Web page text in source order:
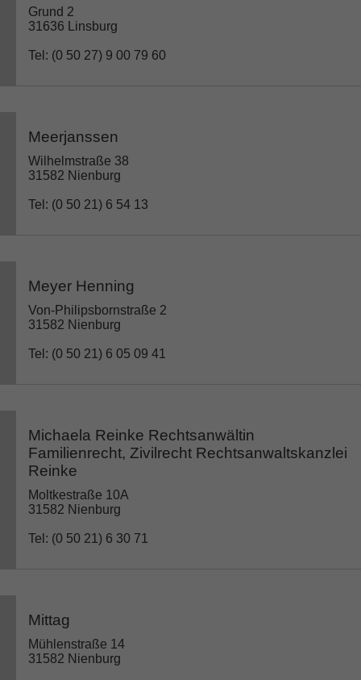
Grund 2
31636 Linsburg
Tel: (0 50 27) 9 00 79 60
Meerjanssen
Wilhelmstraße 38
31582 Nienburg
Tel: (0 50 21) 6 54 13
Meyer Henning
Von-Philipsbornstraße 2
31582 Nienburg
Tel: (0 50 21) 6 05 09 41
Michaela Reinke Rechtsanwältin
Familienrecht, Zivilrecht Rechtsanwaltskanzlei
Reinke
Moltkestraße 10A
31582 Nienburg
Tel: (0 50 21) 6 30 71
Mittag
Mühlenstraße 14
31582 Nienburg